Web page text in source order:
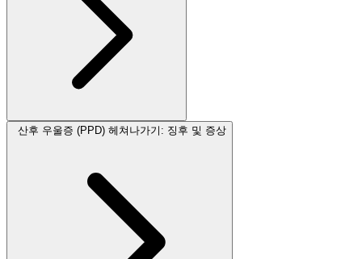
산후 우울증 (PPD) 헤쳐나가기: 징후 및 증상